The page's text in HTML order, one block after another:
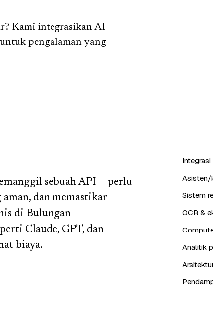
Kami integrasikan AI
pengalaman yang
sebuah API — perlu
dan memastikan
di Bulungan
Claude, GPT, dan
biaya.
Integrasi
Asisten/
Sistem
OCR &
Analitik